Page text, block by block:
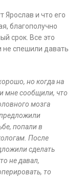
Ярослав и что его
благополучно
срок. Все это
спешили давать
но когда на
мне сообщили, что
мозга
попали в
После
сделать
не давал,
то